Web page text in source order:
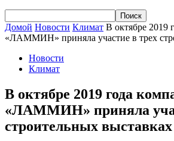
Домой Новости Климат В октябре 2019
«ЛАММИН» приняла участие в трех
Новости
Климат
В октябре 2019 года
«ЛАММИН» приняла
строительных выставках